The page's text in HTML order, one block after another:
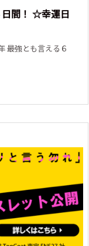
間！ ☆幸運日
最強とも言える６